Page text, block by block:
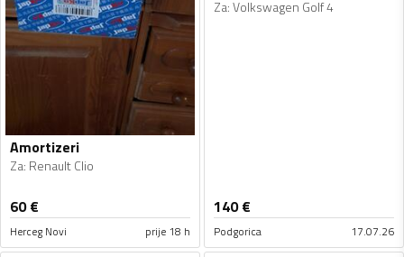
Amortizeri
Za: Renault Clio
60€
Herceg Novi prije 18 h
Za:Volkswagen Golf 4
140€
Podgorica 17.07.26